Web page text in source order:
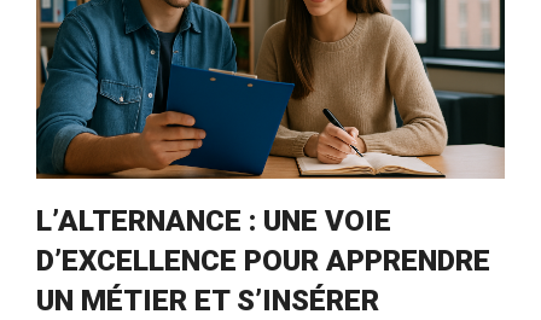
L’ALTERNANCE : UNE VOIE
D’EXCELLENCE POUR APPRENDRE
UN MÉTIER ET S’INSÉRER